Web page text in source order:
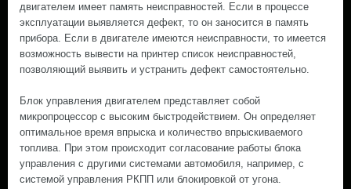
двигателем имеет память неисправностей. Если в процессе
эксплуатации выявляется дефект, то он заносится в память
прибора. Если в двигателе имеются неисправности, то имеется
возможность вывести на принтер список неисправностей,
позволяющий выявить и устранить дефект самостоятельно.
Блок управления двигателем представляет собой
микропроцессор с высоким быстродействием. Он определяет
оптимальное время впрыска и количество впрыскиваемого
топлива. При этом происходит согласование работы блока
управления с другими системами автомобиля, например, с
системой управления РКПП или блокировкой от угона.